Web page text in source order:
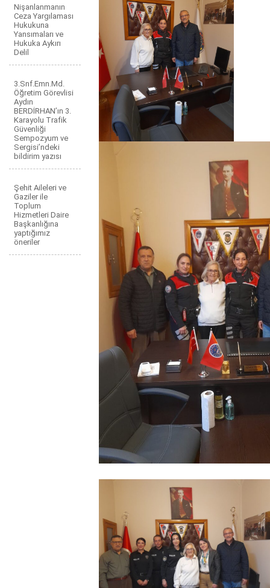
Nişanlanmanın
Ceza Yargılaması
Hukukuna
Yansımaları ve
Hukuka Aykırı
Delil
3.Snf.Emn.Md.
Öğretim Görevlisi
Aydın
BERDİRHAN’ın 3.
Karayolu Trafik
Güvenliği
Sempozyum ve
Sergisi’ndeki
bildirim yazısı
Şehit Aileleri ve
Gaziler ile
Toplum
Hizmetleri Daire
Başkanlığına
yaptığımız
öneriler